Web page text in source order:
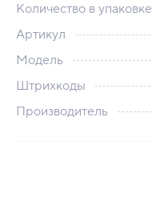
Количество в упаковке
Артикул
Модель
Штрихкоды
Производитель